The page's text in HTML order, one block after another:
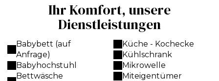
Ihr Komfort, unsere
Dienstleistungen
Babybett (auf
Anfrage)
Babyhochstuhl
Bettwäsche
Küche - Kochecke
Kühlschrank
Mikrowelle
Miteigentümer